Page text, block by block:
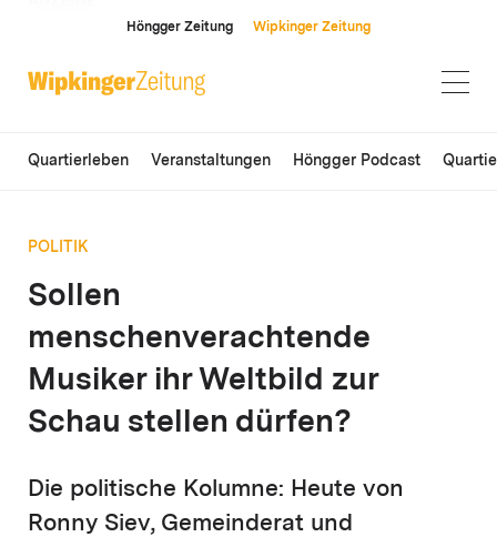
Höngger Zeitung Wipkinger Zeitung
Quartierleben Veranstaltungen Höngger Podcast
POLITIK
Sollen
menschenverachtende
Musiker ihr Weltbild zur
Schau stellen dürfen?
Die politische Kolumne: Heute von
Ronny Siev, Gemeinderat und